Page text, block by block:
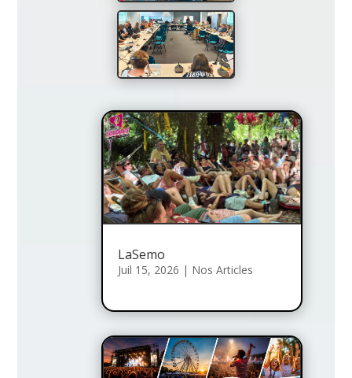
LaSemo
Juil 15, 2026 | Nos Articles